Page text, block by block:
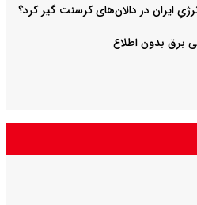
ایران در دالان‌های کرسنت گیر کرد؟
برق بدون اطلاع